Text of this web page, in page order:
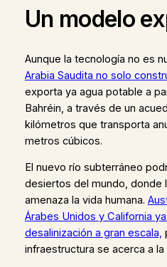
Un modelo
Aunque la tecnología no es
Arabia Saudita no solo
exporta ya agua potable a
Bahréin, a través de un
kilómetros que transporta
metros cúbicos.
El nuevo río subterráneo
desiertos del mundo, donde
amenaza la vida humana.
Árabes Unidos y California
desalinización a gran escala,
infraestructura se acerca a